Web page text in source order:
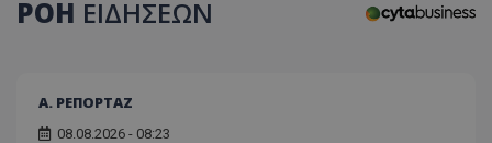
ΡΟΗ ΕΙΔΗΣΕΩΝ
Α. ΡΕΠΟΡΤΑΖ
08.08.2026 - 08:23